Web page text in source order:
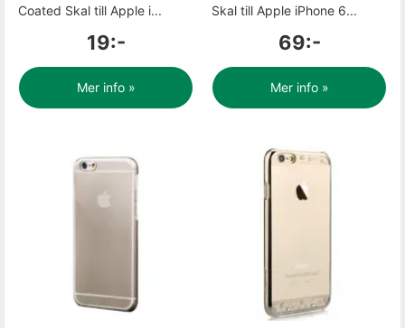
Coated Skal till Apple i...
19:-
Mer info »
Skal till Apple iPhone 6...
69:-
Mer info »